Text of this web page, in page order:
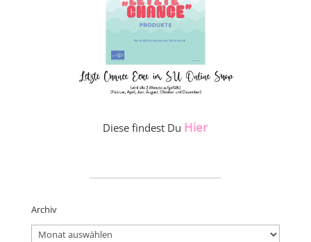
Diese findest Du Hier
Archiv
Archiv